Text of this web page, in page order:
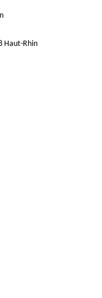
Haut-Rhin